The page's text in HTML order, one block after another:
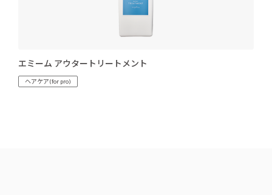
エミーム アウタートリートメント
ヘアケア(for pro)